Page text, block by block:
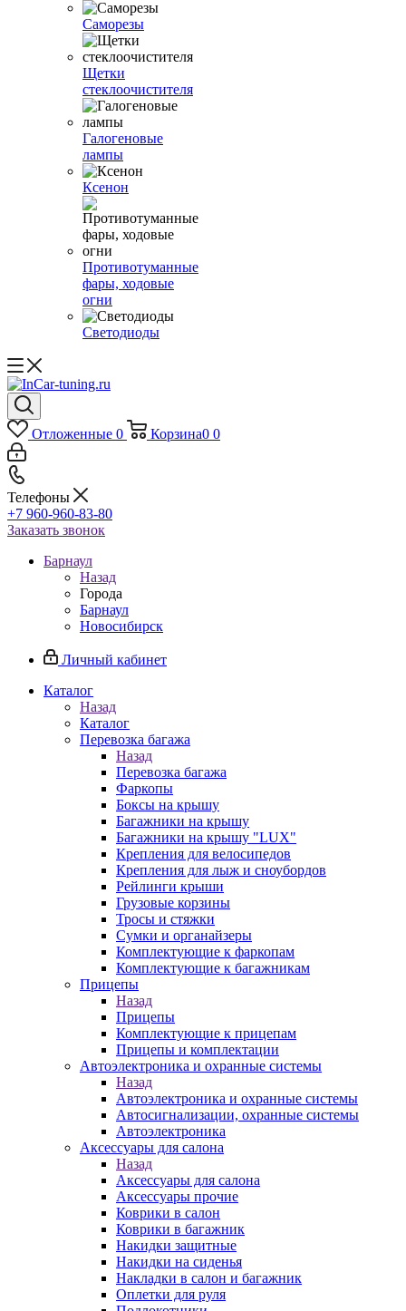
Саморезы
Щетки
стеклоочистителя
Галогеновые
лампы
Ксенон
Противотуманные
фары, ходовые
огни
Светодиоды
Отложенные 0 Корзина0 0
Телефоны
+7 960-960-83-80
Заказать звонок
Барнаул
Назад
Города
Барнаул
Новосибирск
Личный кабинет
Каталог
Назад
Каталог
Перевозка багажа
Назад
Перевозка багажа
Фаркопы
Боксы на крышу
Багажники на крышу
Багажники на крышу "LUX"
Крепления для велосипедов
Крепления для лыж и сноубордов
Рейлинги крыши
Грузовые корзины
Тросы и стяжки
Сумки и органайзеры
Комплектующие к фаркопам
Комплектующие к багажникам
Прицепы
Назад
Прицепы
Комплектующие к прицепам
Прицепы и комплектации
Автоэлектроника и охранные системы
Назад
Автоэлектроника и охранные системы
Автосигнализации, охранные системы
Автоэлектроника
Аксессуары для салона
Назад
Аксессуары для салона
Аксессуары прочие
Коврики в салон
Коврики в багажник
Накидки защитные
Накидки на сиденья
Накладки в салон и багажник
Оплетки для руля